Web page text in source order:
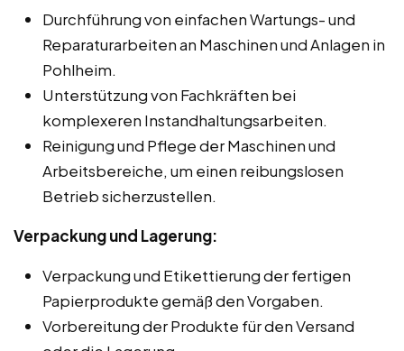
Durchführung von einfachen Wartungs- und
Reparaturarbeiten an Maschinen und Anlagen in
Pohlheim.
Unterstützung von Fachkräften bei
komplexeren Instandhaltungsarbeiten.
Reinigung und Pflege der Maschinen und
Arbeitsbereiche, um einen reibungslosen
Betrieb sicherzustellen.
Verpackung und Lagerung:
Verpackung und Etikettierung der fertigen
Papierprodukte gemäß den Vorgaben.
Vorbereitung der Produkte für den Versand